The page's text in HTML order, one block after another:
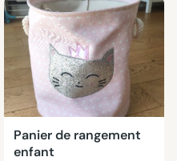
Panier de rangement
enfant